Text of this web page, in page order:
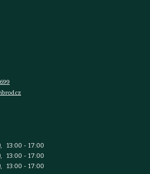
13:00 - 17:00
13:00 - 17:00
13:00 - 17:00